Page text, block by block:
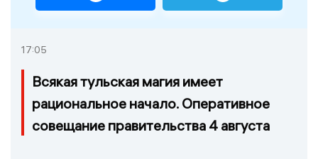
17:05
Всякая тульская магия имеет
рациональное начало. Оперативное
совещание правительства 4 августа